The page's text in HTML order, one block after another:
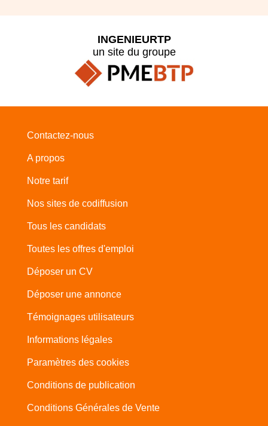
INGENIEURTP
un site du groupe
Contactez-nous
A propos
Notre tarif
Nos sites de codiffusion
Tous les candidats
Toutes les offres d'emploi
Déposer un CV
Déposer une annonce
Témoignages utilisateurs
Informations légales
Paramètres des cookies
Conditions de publication
Conditions Générales de Vente